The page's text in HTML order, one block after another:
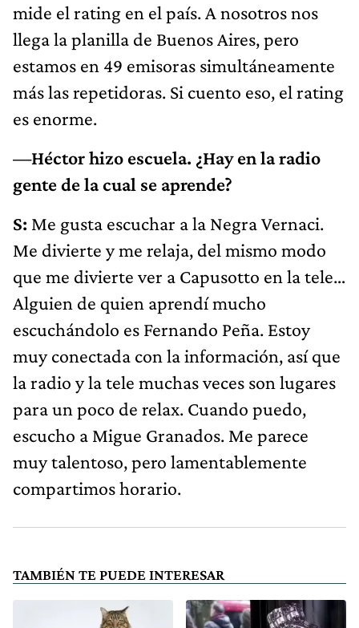
mide el rating en el país. A nosotros nos
llega la planilla de Buenos Aires, pero
estamos en 49 emisoras simultáneamente
más las repetidoras. Si cuento eso, el rating
es enorme.
—Héctor hizo escuela. ¿Hay en la radio
gente de la cual se aprende?
S: Me gusta escuchar a la Negra Vernaci.
Me divierte y me relaja, del mismo modo
que me divierte ver a Capusotto en la tele…
Alguien de quien aprendí mucho
escuchándolo es Fernando Peña. Estoy
muy conectada con la información, así que
la radio y la tele muchas veces son lugares
para un poco de relax. Cuando puedo,
escucho a Migue Granados. Me parece
muy talentoso, pero lamentablemente
compartimos horario.
TAMBIÉN TE PUEDE INTERESAR